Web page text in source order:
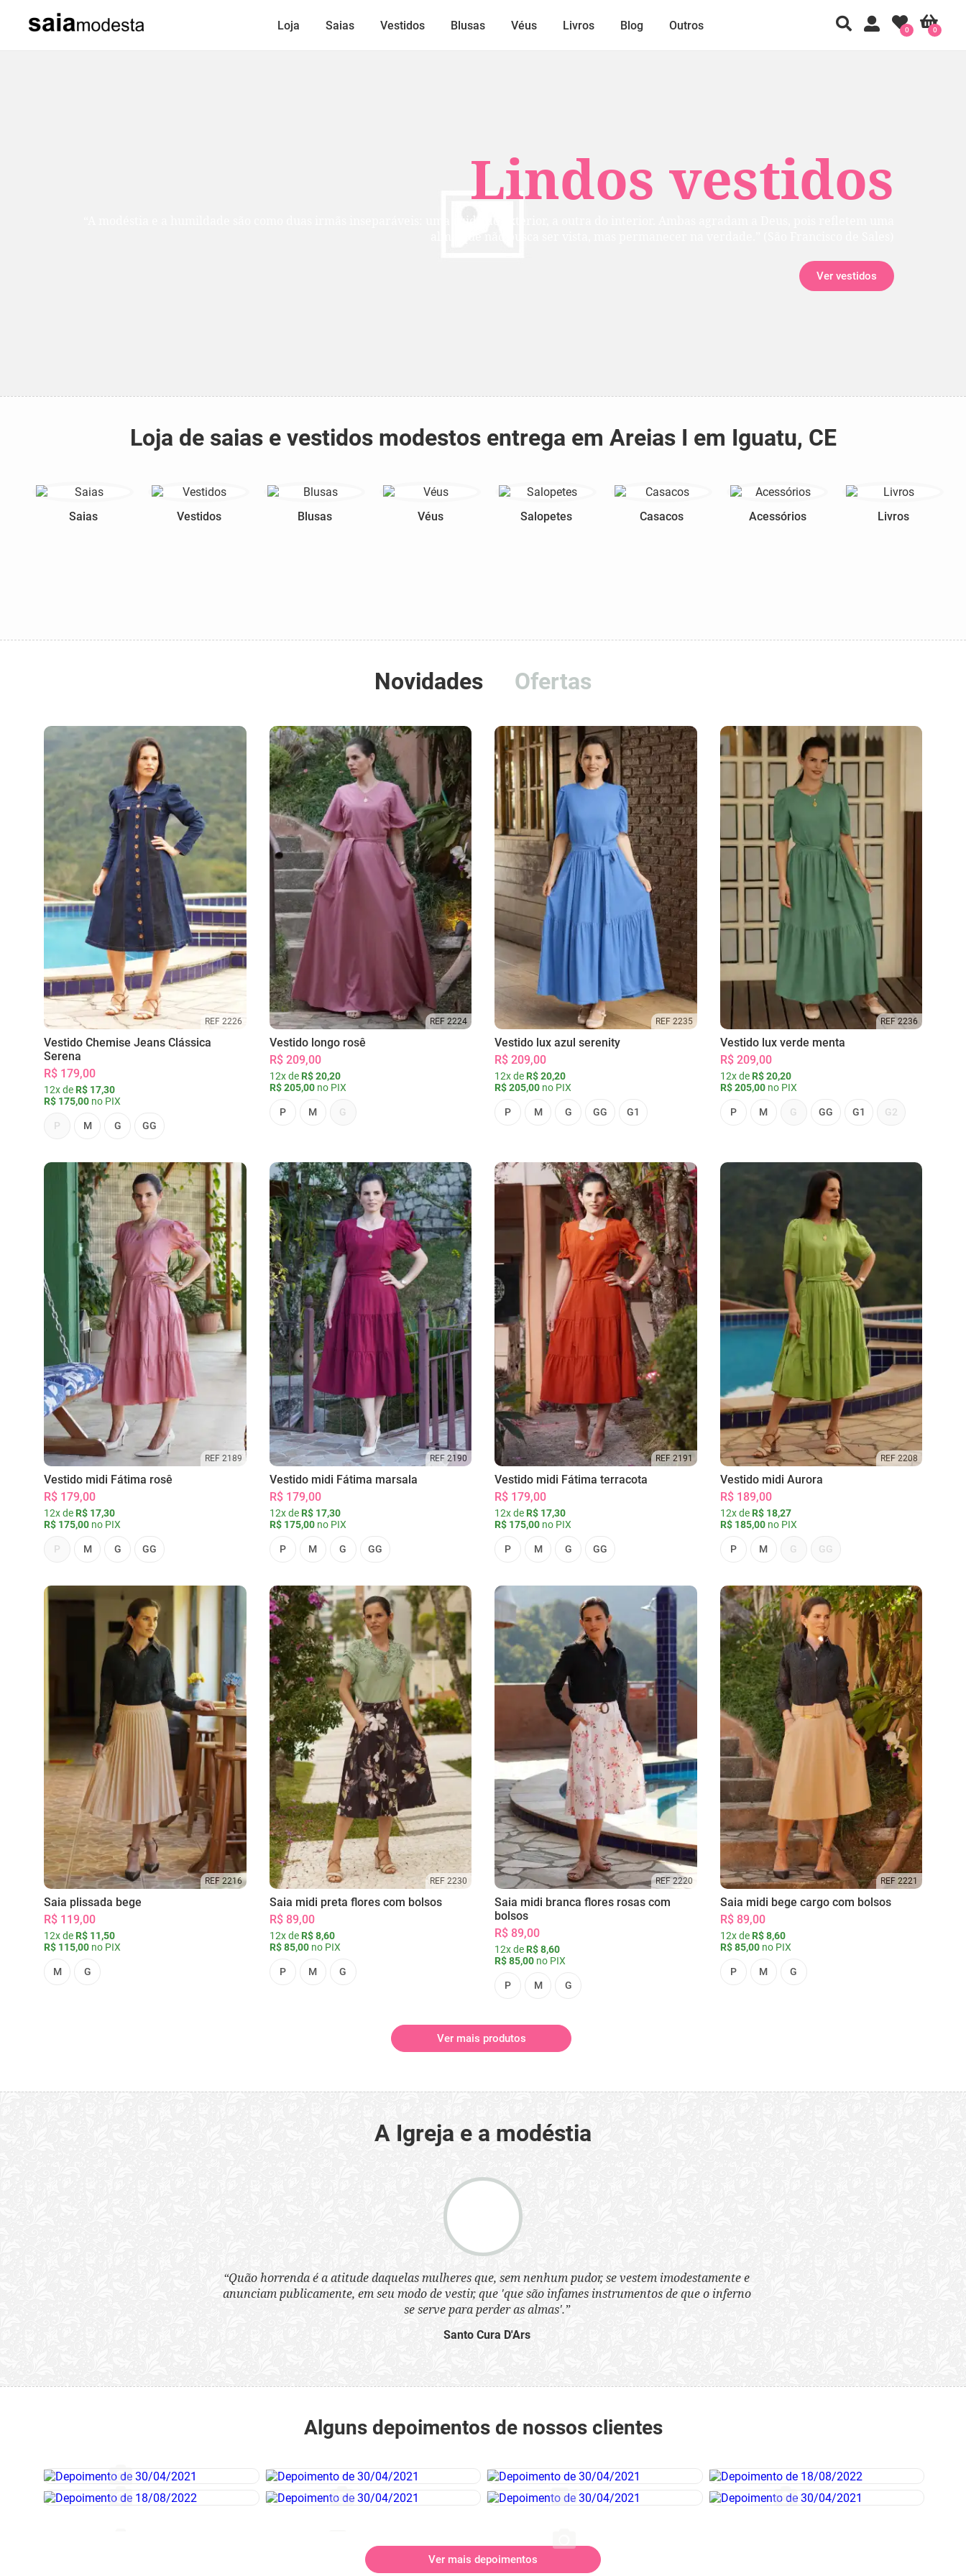
Lindos vestidos
Ver vestidos
Loja Saias Vestidos Blusas Véus Livros Blog Outros 0
0
Loja de saias e vestidos modestos entrega em Areias I em Iguatu, CE
Saias Vestidos Blusas Véus Salopetes Casacos Acessórios Livros
Novidades Ofertas
REF 2226
Vestido Chemise Jeans Clássica
Serena
R$ 179,00
12x de R$ 17,30
R$ 175,00 no PIX
P M G GG
REF 2224
Vestido longo rosê
R$ 209,00
12x de R$ 20,20
R$ 205,00no PIX
P M G
REF 2235
Vestido lux azul serenity
R$ 209,00
12x de R$ 20,20
R$ 205,00 no PIX
P M G GG G1
REF 2236
Vestido lux verde menta
R$ 209,00
12x de R$ 20,20
R$ 205,00no PIX
P M G GG G1 G2
REF 2189
Vestido midi Fátima rosê
R$ 179,00
12x de R$ 17,30
R$ 175,00 no PIX
P M G GG
REF 2190
Vestido midi Fátima marsala
R$ 179,00
12x de R$ 17,30
R$ 175,00no PIX
P M G GG
REF 2191
Vestido midi Fátima terracota
R$ 179,00
12x de R$ 17,30
R$ 175,00 no PIX
P M G GG
REF 2208
Vestido midi Aurora
R$ 189,00
12x de R$ 18,27
R$ 185,00no PIX
P M G GG
REF 2216
Saia plissada bege
R$ 119,00
12x de R$ 11,50
R$ 115,00 no PIX
M G
REF 2230
Saia midi preta flores com bolsos
R$ 89,00
12x de R$ 8,60
R$ 85,00no PIX
P M G
REF 2220
Saia midi branca flores rosas com
bolsos
R$ 89,00
12x de R$ 8,60
R$ 85,00 no PIX
P M G
REF 2221
Saia midi bege cargo com bolsos
R$ 89,00
12x de R$ 8,60
R$ 85,00no PIX
P M G
Ver mais produtos
A Igreja e a modéstia
“Quão horrenda é a atitude daquelas mulheres que, sem nenhum pudor, se vestem imodestamente e
anunciam publicamente, em seu modo de vestir, que 'que são infames instrumentos de que o inferno
se serve para perder as almas'.”
Santo Cura D'Ars
Alguns depoimentos de nossos clientes
Ver mais depoimentos